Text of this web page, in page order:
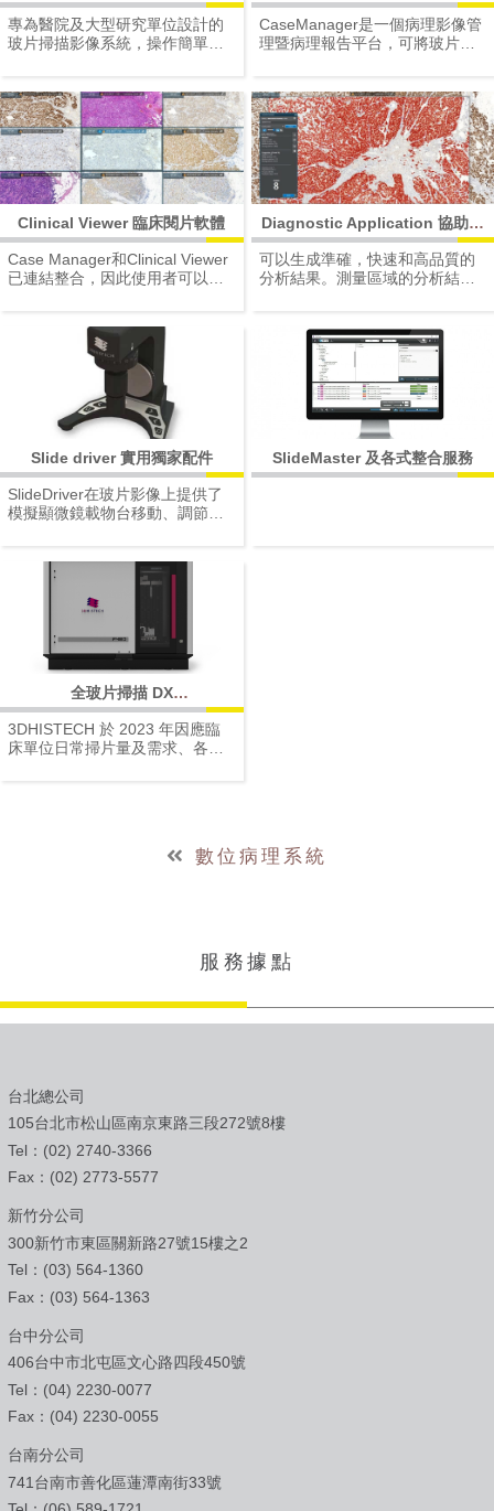
片掃描機
專為醫院及大型研究單位設計的
玻片掃描影像系統，操作簡單容
鬆取得高解析全景圖像。透過網
際網路隨時觀看、分享、會診、
教學及討論，資訊傳遞零時差。
報告平台系統
CaseManager是一個病理影像管
理暨病理報告平台，可將玻片影
等功能均整合至該系統。最終並
可整合輔助診斷之影像分析軟
體，將分析結果匯出於報告中，
使該系統可以完美的符合病理實
驗室的需求。
Clinical Viewer 臨床閱片軟體
Case Manager和Clinical Viewer
已連結整合，因此使用者可以輕
此外，使用Viewer即可以在一個
屏幕上並行、比較，最高可達九
Diagnostic Application 協助診
斷應用軟體（IVD認證）
可以生成準確，快速和高品質的
分析結果。測量區域的分析結
應的病理影像檔案。令使用者可
以輕鬆地將分析結果和圖像附加
到最終報告中。
Slide driver 實用獨家配件
SlideDriver在玻片影像上提供了
模擬顯微鏡載物台移動、調節輪
SlideMaster 及各式整合服務​
全玻片掃描 DX
Series_PANNORAMIC 480 DX
3DHISTECH 於 2023 年因應臨
床單位日常掃片量及需求、各醫
質的影像，更追求掃描速度的極數位病理系統
服務據點
台北總公司
105台北市松山區南京東路三段272號8樓
Tel：(02) 2740-3366
Fax：(02) 2773-5577
新竹分公司
300新竹市東區關新路27號15樓之2
Tel：(03) 564-1360
Fax：(03) 564-1363
台中分公司
406台中市北屯區文心路四段450號
Tel：(04) 2230-0077
Fax：(04) 2230-0055
台南分公司
741台南市善化區蓮潭南街33號